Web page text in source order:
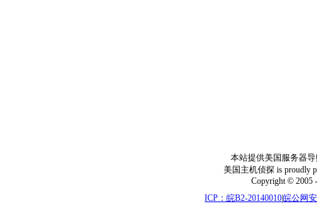
本站提供美国服务器
美国主机侦探 is proudly
Copyright © 2005
ICP：皖B2-20140010|皖公网